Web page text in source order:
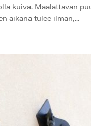
kuiva. Maalattavan
aikana tulee ilman,...